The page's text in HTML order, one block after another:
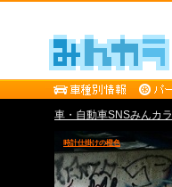
車・自動車SNSみんカラ
時計仕掛けの橙色